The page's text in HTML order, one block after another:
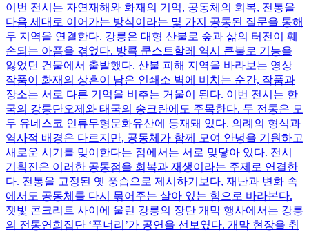
이번 전시는 자연재해와 화재의 기억, 공동체의 회복, 전통을
다음 세대로 이어가는 방식이라는 몇 가지 공통된 질문을 통해
두 지역을 연결한다. 강릉은 대형 산불로 숲과 삶의 터전이 훼
손되는 아픔을 겪었다. 방콕 쿤스트할레 역시 큰불로 기능을
잃었던 건물에서 출발했다. 산불 피해 지역을 바라보는 영상
작품이 화재의 상흔이 남은 인쇄소 벽에 비치는 순간, 작품과
장소는 서로 다른 기억을 비추는 거울이 된다. 이번 전시는 한
국의 강릉단오제와 태국의 송크란에도 주목한다. 두 전통은 모
두 유네스코 인류무형문화유산에 등재돼 있다. 의례의 형식과
역사적 배경은 다르지만, 공동체가 함께 모여 안녕을 기원하고
새로운 시기를 맞이한다는 점에서는 서로 맞닿아 있다. 전시
기획진은 이러한 공통점을 회복과 재생이라는 주제로 연결한
다. 전통을 고정된 옛 풍습으로 제시하기보다, 재난과 변화 속
에서도 공동체를 다시 묶어주는 살아 있는 힘으로 바라본다.
잿빛 콘크리트 사이에 울린 강릉의 장단 개막 행사에서는 강릉
의 전통연희집단 ‘푸너리’가 공연을 선보였다. 개막 현장을 취